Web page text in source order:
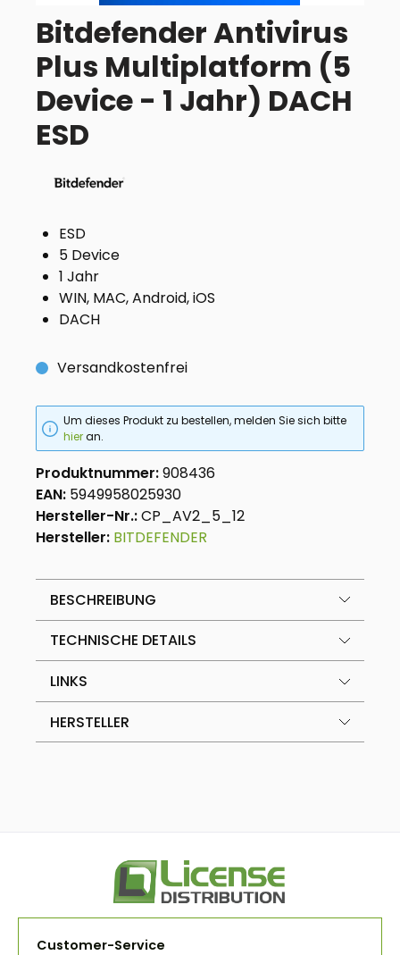
Bitdefender Antivirus
Plus Multiplatform (5
Device - 1 Jahr) DACH
ESD
ESD
5 Device
1 Jahr
WIN, MAC, Android, iOS
DACH
Versandkostenfrei
Um dieses Produkt zu bestellen, melden Sie sich bitte
hieran.
Produktnummer:908436
EAN: 5949958025930
Hersteller-Nr.:CP_AV2_5_12
Hersteller: BITDEFENDER
BESCHREIBUNG
TECHNISCHE DETAILS
LINKS
HERSTELLER
Customer-Service